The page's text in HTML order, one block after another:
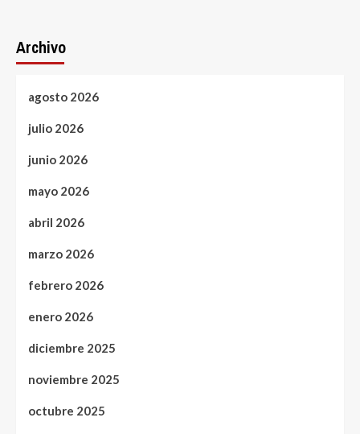
Archivo
agosto 2026
julio 2026
junio 2026
mayo 2026
abril 2026
marzo 2026
febrero 2026
enero 2026
diciembre 2025
noviembre 2025
octubre 2025